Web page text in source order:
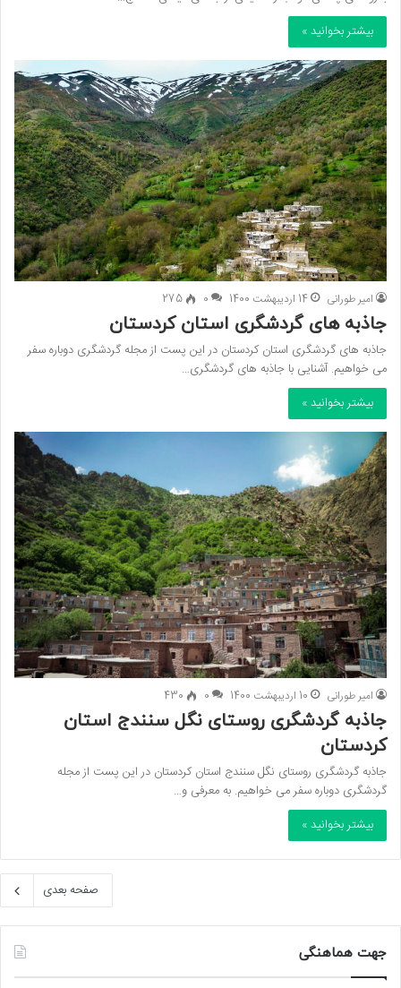
بیشتر بخوانید »
امیر طورانی 14 اردیبهشت 1400 0
275
جاذبه های گردشگری استان کردستان
جاذبه های گردشگری استان کردستان در این پست از مجله گردشگری دوباره سفر
می خواهیم. آشنایی با جاذبه های گردشگری…
بیشتر بخوانید »
امیر طورانی 10 اردیبهشت 1400 0
430
جاذبه گردشگری روستای نگل سنندج استان
کردستان
جاذبه گردشگری روستای نگل سنندج استان کردستان در این پست از مجله
گردشگری دوباره سفر می خواهیم. به معرفی و…
بیشتر بخوانید »
صفحه بعدی
جهت هماهنگی